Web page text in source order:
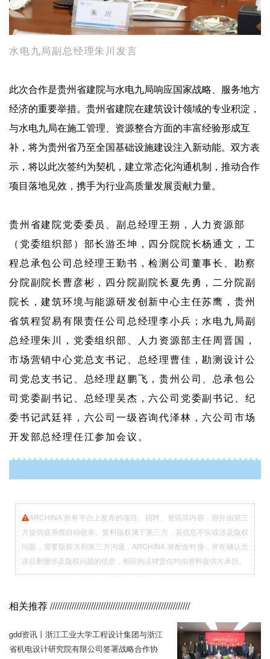
水电九局副总经理朱川发言
此次合作是贵州省建院与水电九局响应国家战略、服务地方
经济的重要举措。贵州省建院在建筑设计领域的专业积淀，
与水电九局在施工管理、资源整合方面的丰富经验形成互
补，将为贵州省乃至全国基础设施建设注入新动能。双方表
示，将以此次签约为契机，建立常态化沟通机制，推动合作
项目落地见效，携手为行业高质量发展贡献力量。
贵州省建院党委委员、副总经理王朔，人力资源部
（党委组织部）部长游丕坤，四分院院长杨通文，工
程总承包公司总经理王勤书，检测公司董事长、勘察
分院副院长曹彦彬，四分院副院长夏先勇，二分院副
院长，建筑环境与能源研发创新中心主任苏鹰，贵州
省筑程贸易有限责任公司总经理李小兵；水电九局副
总经理朱川，党委组织部、人力资源部主任周晋国，
市场营销中心党总支书记、总经理曹佳，勘测设计公
司党总支书记、总经理赵鹏飞，贵州公司、总承包公
司党委副书记、 总经理吴杰，六公司党委副书记、纪
委书记武廷祥，六公司一级咨询代泽林，六公司市场
开发部总经理任江参加会议。
ARCHINA 所有平台上发布的项目、招聘、资讯等内容，部分由第三
方提供或系统自动收录。资料版权属于第三方，若信息不实或涉及版权
问题，需要版权方和第三方沟通，ARCHINA 将配合对接，并在确认无
误后删除涉及版权问题的信息，相应的法律责任均由资料提供方承担。
相关推荐//////////////////////////////////////////////////////////
gdd资讯丨浙江工业大学工程设计集团与浙江
省机电设计研究院有限公司签署战略合作协